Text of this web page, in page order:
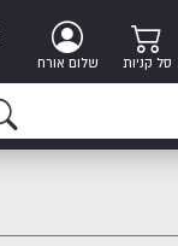
סל קניות שלום אורח